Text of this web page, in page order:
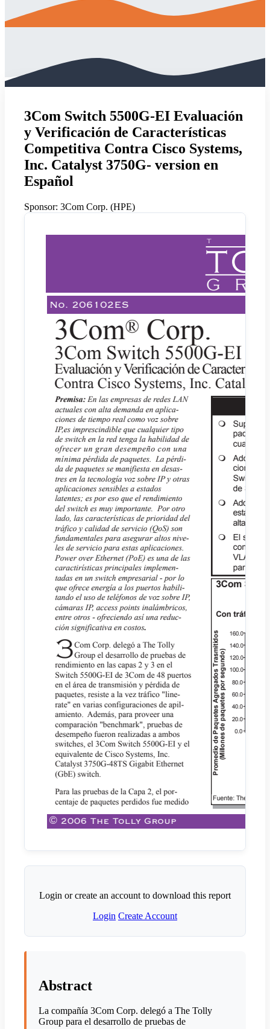
3Com Switch 5500G-EI Evaluación
y Verificación de Características
Competitiva Contra Cisco Systems,
Inc. Catalyst 3750G- version en
Español
Sponsor: 3Com Corp. (HPE)
Login or create an account to download this report
Login Create Account
Abstract
La compañía 3Com Corp. delegó a The Tolly
Group para el desarrollo de pruebas de